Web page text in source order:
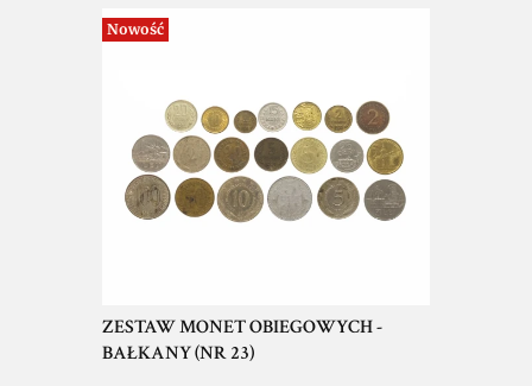
Nowość
ZESTAW MONET OBIEGOWYCH -
BAŁKANY (NR 23)